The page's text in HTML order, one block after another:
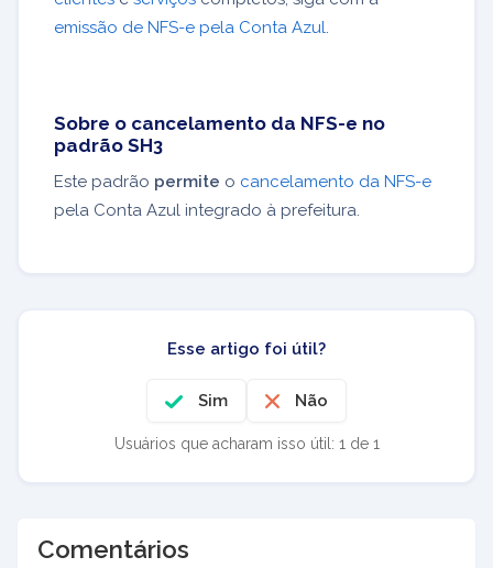
emissão de NFS-e pela Conta Azul
Sobre o cancelamento da NFS-e no
padrão SH3
Este padrão permite o cancelamento da NFS-e
pela Conta Azul integrado à prefeitura.
Esse artigo foi útil?
Sim Não
Usuários que acharam isso útil: 1 de 1
Comentários